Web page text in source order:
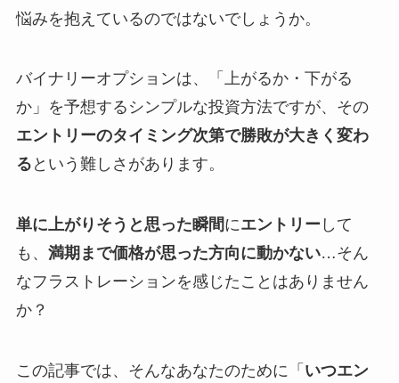
悩みを抱えているのではないでしょうか。
バイナリーオプションは、「上がるか・下がる
か」を予想するシンプルな投資方法ですが、その
エントリーのタイミング次第で勝敗が大きく変わ
る という難しさがあります。
単に上がりそうと思った瞬間にエントリー して
も、 満期まで価格が思った方向に動かない…そん
なフラストレーションを感じたことはありません
か？
この記事では、そんなあなたのために「 いつエン